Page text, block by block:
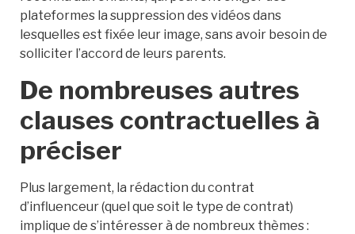
plateformes la suppression des vidéos dans
lesquelles est fixée leur image, sans avoir besoin de
solliciter l’accord de leurs parents.
De nombreuses autres
clauses contractuelles à
préciser
Plus largement, la rédaction du contrat
d’influenceur (quel que soit le type de contrat)
implique de s’intéresser à de nombreux thèmes :